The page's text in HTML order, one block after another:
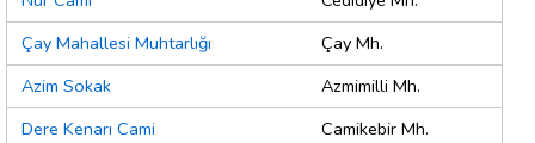
Çay Mahallesi Muhtarlığı
Çay Mh.
Azim Sokak
Azmimilli Mh.
Dere Kenarı Cami
Camikebir Mh.